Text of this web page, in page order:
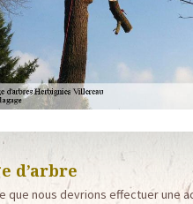
d’arbre
que nous devrions effectuer une